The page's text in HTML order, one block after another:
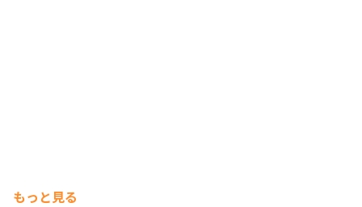
もっと見る